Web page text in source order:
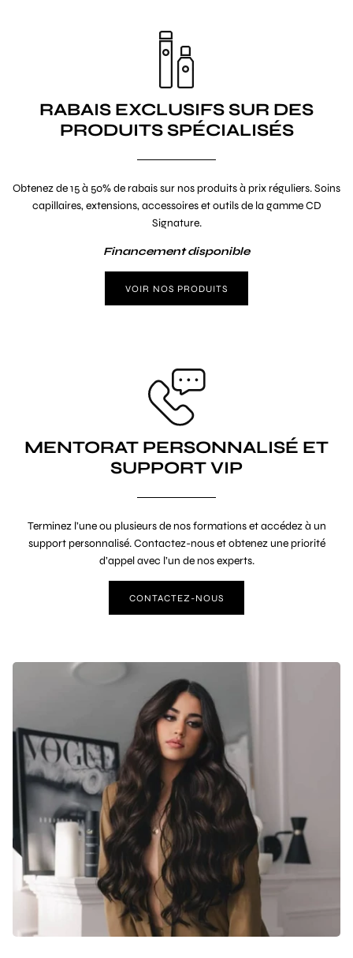
RABAIS EXCLUSIFS SUR DES
PRODUITS SPÉCIALISÉS
Obtenez de 15 à 50% de rabais sur nos produits à prix réguliers. Soins
capillaires, extensions, accessoires et outils de la gamme CD
Signature.
Financement disponible
VOIR NOS PRODUITS
MENTORAT PERSONNALISÉ ET
SUPPORT VIP
Terminez l’une ou plusieurs de nos formations et accédez à un
support personnalisé. Contactez-nous et obtenez une priorité
d’appel avec l’un de nos experts.
CONTACTEZ-NOUS